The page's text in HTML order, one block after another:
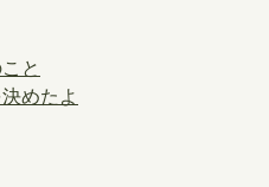
と
めたよ